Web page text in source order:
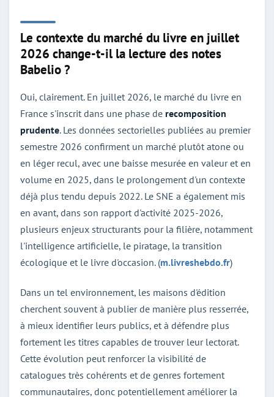
Le contexte du marché du livre en juillet
2026 change-t-il la lecture des notes
Babelio ?
Oui, clairement. En juillet 2026, le marché du livre en
France s'inscrit dans une phase de recomposition
prudente. Les données sectorielles publiées au premier
semestre 2026 confirment un marché plutôt atone ou
en léger recul, avec une baisse mesurée en valeur et en
volume en 2025, dans le prolongement d'un contexte
déjà plus tendu depuis 2022. Le SNE a également mis
en avant, dans son rapport d'activité 2025-2026,
plusieurs enjeux structurants pour la filière, notamment
l'intelligence artificielle, le piratage, la transition
écologique et le livre d'occasion. (m.livreshebdo.fr)
Dans un tel environnement, les maisons d'édition
cherchent souvent à publier de manière plus resserrée,
à mieux identifier leurs publics, et à défendre plus
fortement les titres capables de trouver leur lectorat.
Cette évolution peut renforcer la visibilité de
catalogues très cohérents et de genres fortement
communautaires, donc potentiellement améliorer la